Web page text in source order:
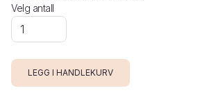
Velg antall